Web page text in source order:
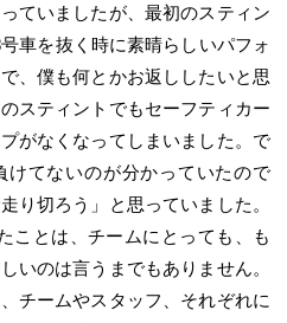
ていましたが、最初のスティン
車を抜く時に素晴らしいパフォ
、僕も何とかお返ししたいと思
スティントでもセーフティカー
がなくなってしまいました。で
けてないのが分かっていたので
り切ろう」と思っていました。
ことは、チームにとっても、も
いのは言うまでもありません。
チームやスタッフ、それぞれに